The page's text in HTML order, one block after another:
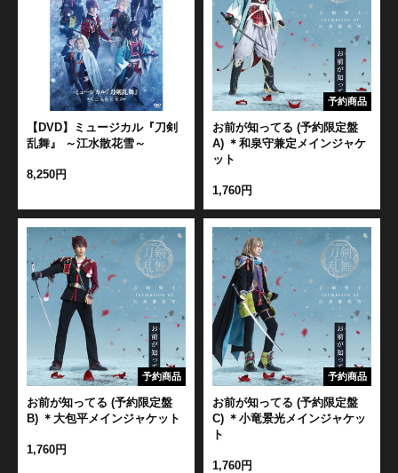
【DVD】ミュージカル『刀剣
乱舞』 ～江水散花雪～
8,250円
予約商品
お前が知ってる (予約限定盤
A) ＊和泉守兼定メインジャケ
ット
1,760円
予約商品
お前が知ってる (予約限定盤
B) ＊大包平メインジャケット
1,760円
予約商品
お前が知ってる (予約限定盤
C) ＊小竜景光メインジャケッ
ト
1,760円